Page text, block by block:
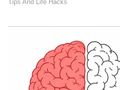
അവസാനത്തെയും
കംപാർട്ട്‌മെൻ്റുകളിൽ
മുതിർന്ന
ചെയ്തിട്ടുണ്ട്. ടിക്കറ്റ്
പ്രായപരിധി
ആവശ്യമില്ലെങ്കിലും,